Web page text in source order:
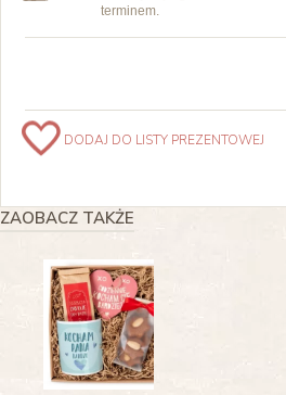
terminem.
DODAJ DO LISTY PREZENTOWEJ
ZAOBACZ TAKŻE